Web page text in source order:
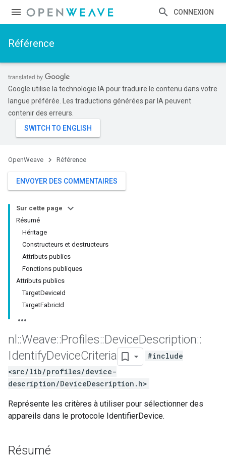
CONNEXION
Référence
Google utilise la technologie IA pour traduire le contenu dans votre
langue préférée. Les traductions générées par IA peuvent
contenir des erreurs.
OpenWeave Référence
ENVOYER DES COMMENTAIRES
Sur cette page
Résumé
Héritage
Constructeurs et destructeurs
Attributs publics
Fonctions publiques
Attributs publics
TargetDeviceId
TargetFabricId
nl ::Weave::Profiles::DeviceDescription::
IdentifyDeviceCriteria
#include
<src/lib/profiles/device-
description/DeviceDescription.h>
Représente les critères à utiliser pour sélectionner des
appareils dans le protocole IdentifierDevice.
Résumé